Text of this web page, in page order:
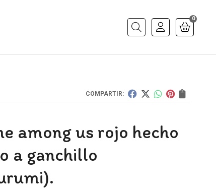
Buscar
0
COMPARTIR:
among us rojo hecho
a ganchillo